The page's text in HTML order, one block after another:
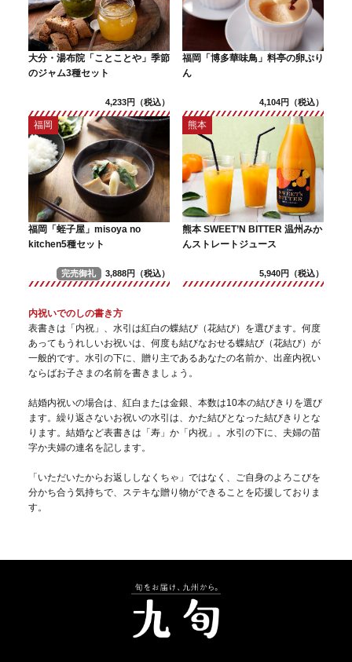
大分・湯布院「ことことや」季節
のジャム3種セット
4,233円（税込）
福岡「博多華味鳥」料亭の卵ぷり
ん
4,104円（税込）
福岡
福岡「蛭子屋」misoya no
kitchen5種セット
完売御礼 3,888円（税込）
熊本
熊本 SWEET’N BITTER 温州みか
んストレートジュース
5,940円（税込）
内祝いでのしの書き方
表書きは「内祝」、水引は紅白の蝶結び（花結び）を選びます。何度
あってもうれしいお祝いは、何度も結びなおせる蝶結び（花結び）が
一般的です。水引の下に、贈り主であるあなたの名前か、出産内祝い
ならばお子さまの名前を書きましょう。
結婚内祝いの場合は、紅白または金銀、本数は10本の結びきりを選び
ます。繰り返さないお祝いの水引は、かた結びとなった結びきりとな
ります。結婚など表書きは「寿」か「内祝」。水引の下に、夫婦の苗
字か夫婦の連名を記します。
「いただいたからお返ししなくちゃ」ではなく、ご自身のよろこびを
分かち合う気持ちで、ステキな贈り物ができることを応援しておりま
す。